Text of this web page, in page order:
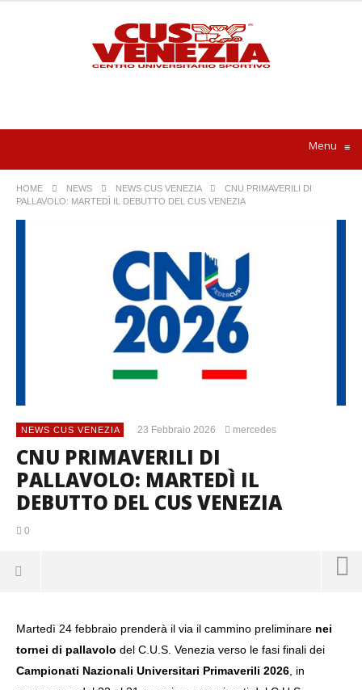
Menu ≡
HOME NEWS NEWS CUS VENEZIA
CNU PRIMAVERILI DI
PALLAVOLO: MARTEDÌ IL DEBUTTO DEL CUS VENEZIA
NEWS CUS VENEZIA 23 Febbraio 2026 mercedes
CNU PRIMAVERILI DI
PALLAVOLO: MARTEDÌ IL
DEBUTTO DEL CUS VENEZIA
0
Martedì 24 febbraio prenderà il via il cammino preliminare nei
tornei di pallavolo del C.U.S. Venezia verso le fasi finali dei
Campionati Nazionali Universitari Primaverili 2026 , in